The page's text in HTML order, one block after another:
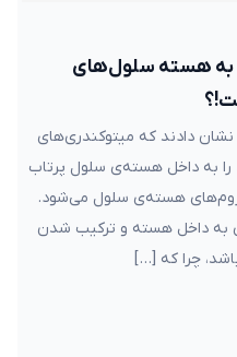
به هسته سلول‌های
دادند که میتوکندری‌های
به داخل هسته‌ی سلول پرتاب
هسته‌ی سلول می‌شود.
به داخل هسته و ترکیب شدن
چرا که […]